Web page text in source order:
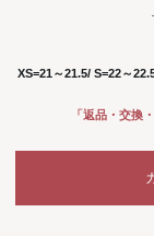
XS=21～21.5/ S=22～
「返品・交換